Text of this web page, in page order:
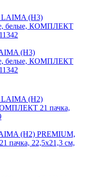
(H3)
белые, КОМПЛЕКТ
(H2) PREMIUM,
22,5х21,3 см,